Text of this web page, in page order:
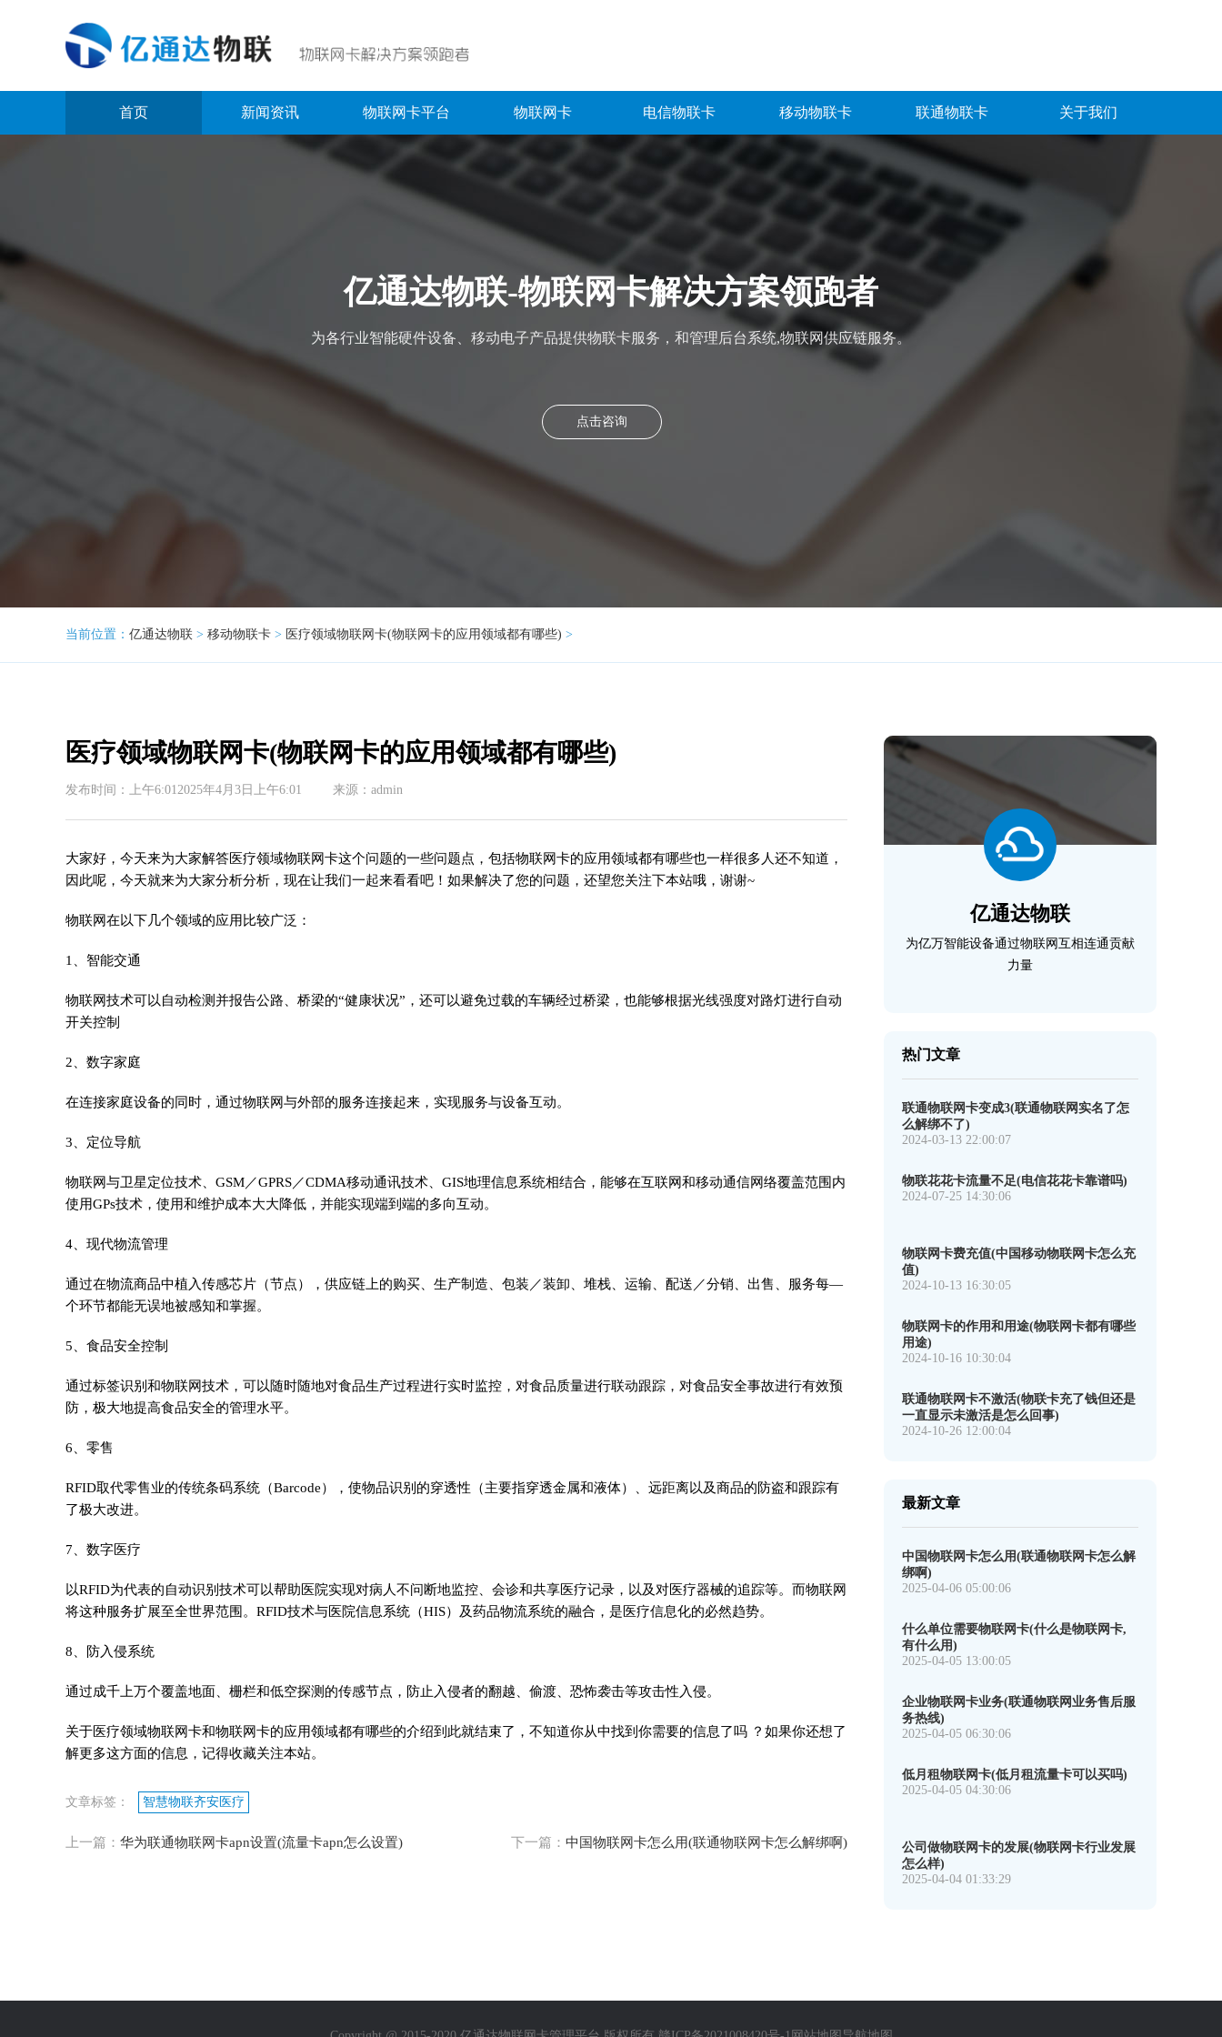
首页 新闻资讯 物联网卡平台 物联网卡 电信物联卡 移动物联卡 联通物联卡 关于我们
亿通达物联-物联网卡解决方案领跑者
为各行业智能硬件设备、移动电子产品提供物联卡服务，和管理后台系统,物联网供应链服务。
点击咨询
当前位置： 亿通达物联 > 移动物联卡 > 医疗领域物联网卡(物联网卡的应用领域都有哪些) >
医疗领域物联网卡(物联网卡的应用领域都有哪些)
发布时间：上午6:012025年4月3日上午6:01 来源：admin
大家好，今天来为大家解答医疗领域物联网卡这个问题的一些问题点，包括物联网卡的应用领域都有哪些也一样很多人还不知道，
因此呢，今天就来为大家分析分析，现在让我们一起来看看吧！如果解决了您的问题，还望您关注下本站哦，谢谢~
物联网在以下几个领域的应用比较广泛：
1、智能交通
物联网技术可以自动检测并报告公路、桥梁的“健康状况”，还可以避免过载的车辆经过桥梁，也能够根据光线强度对路灯进行自动
开关控制
2、数字家庭
在连接家庭设备的同时，通过物联网与外部的服务连接起来，实现服务与设备互动。
3、定位导航
物联网与卫星定位技术、GSM／GPRS／CDMA移动通讯技术、GIS地理信息系统相结合，能够在互联网和移动通信网络覆盖范围内
使用GPs技术，使用和维护成本大大降低，并能实现端到端的多向互动。
4、现代物流管理
通过在物流商品中植入传感芯片（节点），供应链上的购买、生产制造、包装／装卸、堆栈、运输、配送／分销、出售、服务每—
个环节都能无误地被感知和掌握。
5、食品安全控制
通过标签识别和物联网技术，可以随时随地对食品生产过程进行实时监控，对食品质量进行联动跟踪，对食品安全事故进行有效预
防，极大地提高食品安全的管理水平。
6、零售
RFID取代零售业的传统条码系统（Barcode），使物品识别的穿透性（主要指穿透金属和液体）、远距离以及商品的防盗和跟踪有
了极大改进。
7、数字医疗
以RFID为代表的自动识别技术可以帮助医院实现对病人不问断地监控、会诊和共享医疗记录，以及对医疗器械的追踪等。而物联网
将这种服务扩展至全世界范围。RFID技术与医院信息系统（HIS）及药品物流系统的融合，是医疗信息化的必然趋势。
8、防入侵系统
通过成千上万个覆盖地面、栅栏和低空探测的传感节点，防止入侵者的翻越、偷渡、恐怖袭击等攻击性入侵。
关于医疗领域物联网卡和物联网卡的应用领域都有哪些的介绍到此就结束了，不知道你从中找到你需要的信息了吗 ？如果你还想了
解更多这方面的信息，记得收藏关注本站。
文章标签： 智慧物联齐安医疗
上一篇： 华为联通物联网卡apn设置(流量卡apn怎么设置) 下一篇： 中国物联网卡怎么用(联通物联网卡怎么解绑啊)
亿通达物联
为亿万智能设备通过物联网互相连通贡献
力量
热门文章
联通物联网卡变成3(联通物联网实名了怎
么解绑不了)
2024-03-13 22:00:07
物联花花卡流量不足(电信花花卡靠谱吗)
2024-07-25 14:30:06
物联网卡费充值(中国移动物联网卡怎么充
值)
2024-10-13 16:30:05
物联网卡的作用和用途(物联网卡都有哪些
用途)
2024-10-16 10:30:04
联通物联网卡不激活(物联卡充了钱但还是
一直显示未激活是怎么回事)
2024-10-26 12:00:04
最新文章
中国物联网卡怎么用(联通物联网卡怎么解
绑啊)
2025-04-06 05:00:06
什么单位需要物联网卡(什么是物联网卡,
有什么用)
2025-04-05 13:00:05
企业物联网卡业务(联通物联网业务售后服
务热线)
2025-04-05 06:30:06
低月租物联网卡(低月租流量卡可以买吗)
2025-04-05 04:30:06
公司做物联网卡的发展(物联网卡行业发展
怎么样)
2025-04-04 01:33:29